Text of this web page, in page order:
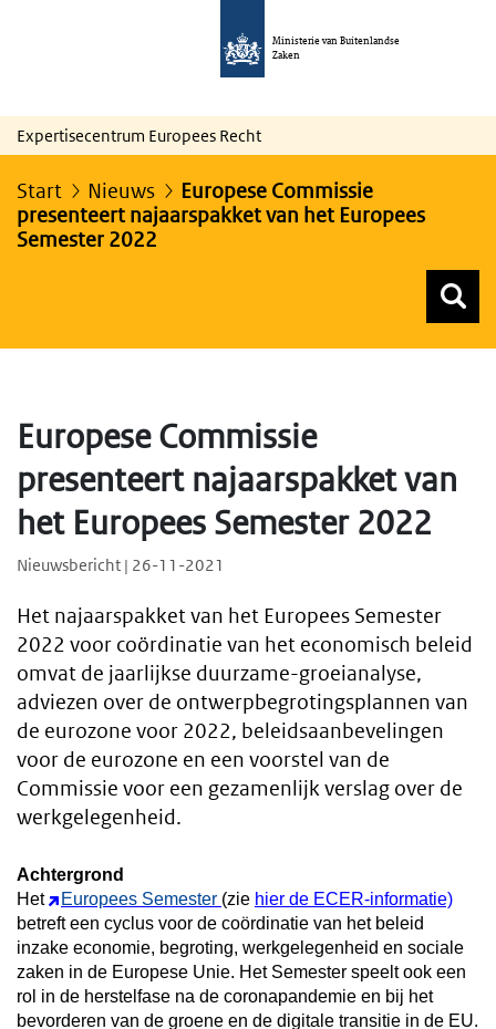
Ministerie van Buitenlandse
Zaken
Expertisecentrum Europees Recht
Start Nieuws
Europese Commissie
presenteert najaarspakket van het Europees
Semester 2022
Europese Commissie
presenteert najaarspakket van
het Europees Semester 2022
Nieuwsbericht | 26-11-2021
Het najaarspakket van het Europees Semester
2022 voor coördinatie van het economisch beleid
omvat de jaarlijkse duurzame-groeianalyse,
adviezen over de ontwerpbegrotingsplannen van
de eurozone voor 2022, beleidsaanbevelingen
voor de eurozone en een voorstel van de
Commissie voor een gezamenlijk verslag over de
werkgelegenheid.
Achtergrond
Het
Europees Semester (zie hier de ECER-informatie)
betreft een cyclus voor de coördinatie van het beleid
inzake economie, begroting, werkgelegenheid en sociale
zaken in de Europese Unie. Het Semester speelt ook een
rol in de herstelfase na de coronapandemie en bij het
bevorderen van de groene en de digitale transitie in de EU.